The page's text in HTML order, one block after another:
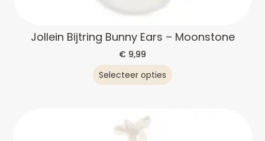
Jollein Bijtring Bunny Ears – Moonstone
€ 9,99
Selecteer opties